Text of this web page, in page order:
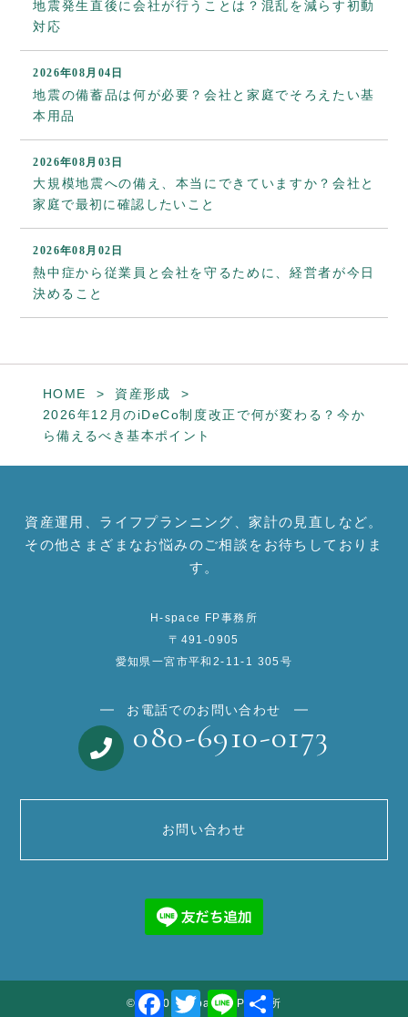
地震発生直後に会社が行うことは？混乱を減らす初動
対応
2026年08月04日
地震の備蓄品は何が必要？会社と家庭でそろえたい基
本用品
2026年08月03日
大規模地震への備え、本当にできていますか？会社と
家庭で最初に確認したいこと
2026年08月02日
熱中症から従業員と会社を守るために、経営者が今日
決めること
HOME
資産形成
2026年12月のiDeCo制度改正で何が変わる？今か
ら備えるべき基本ポイント
資産運用、ライフプランニング、家計の見直しなど。
その他さまざまなお悩みのご相談をお待ちしておりま
す。
H-space FP事務所
〒491-0905
愛知県一宮市平和2-11-1 305号
お電話でのお問い合わせ
080-6910-0173
お問い合わせ
© 2020 H-space FP事務所
FacebookTwitterLine 共
有